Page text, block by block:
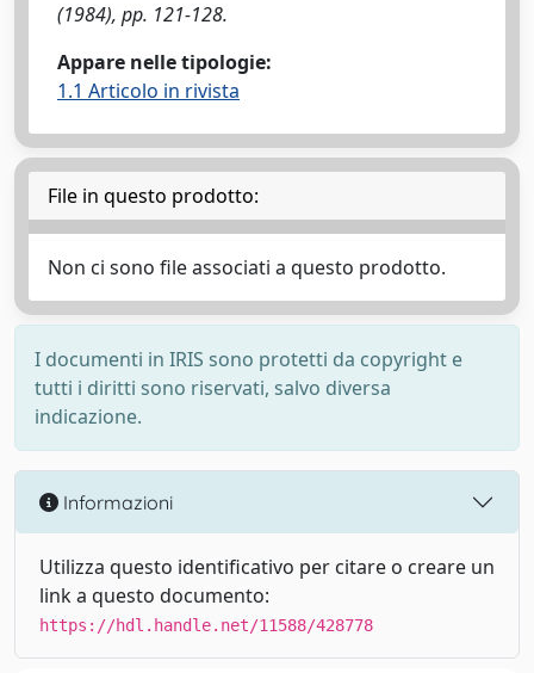
(1984), pp. 121-128.
Appare nelle tipologie:
1.1 Articolo in rivista
File in questo prodotto:
Non ci sono file associati a questo prodotto.
I documenti in IRIS sono protetti da copyright e
tutti i diritti sono riservati, salvo diversa
indicazione.
Informazioni
Utilizza questo identificativo per citare o creare un
link a questo documento:
https://hdl.handle.net/11588/428778